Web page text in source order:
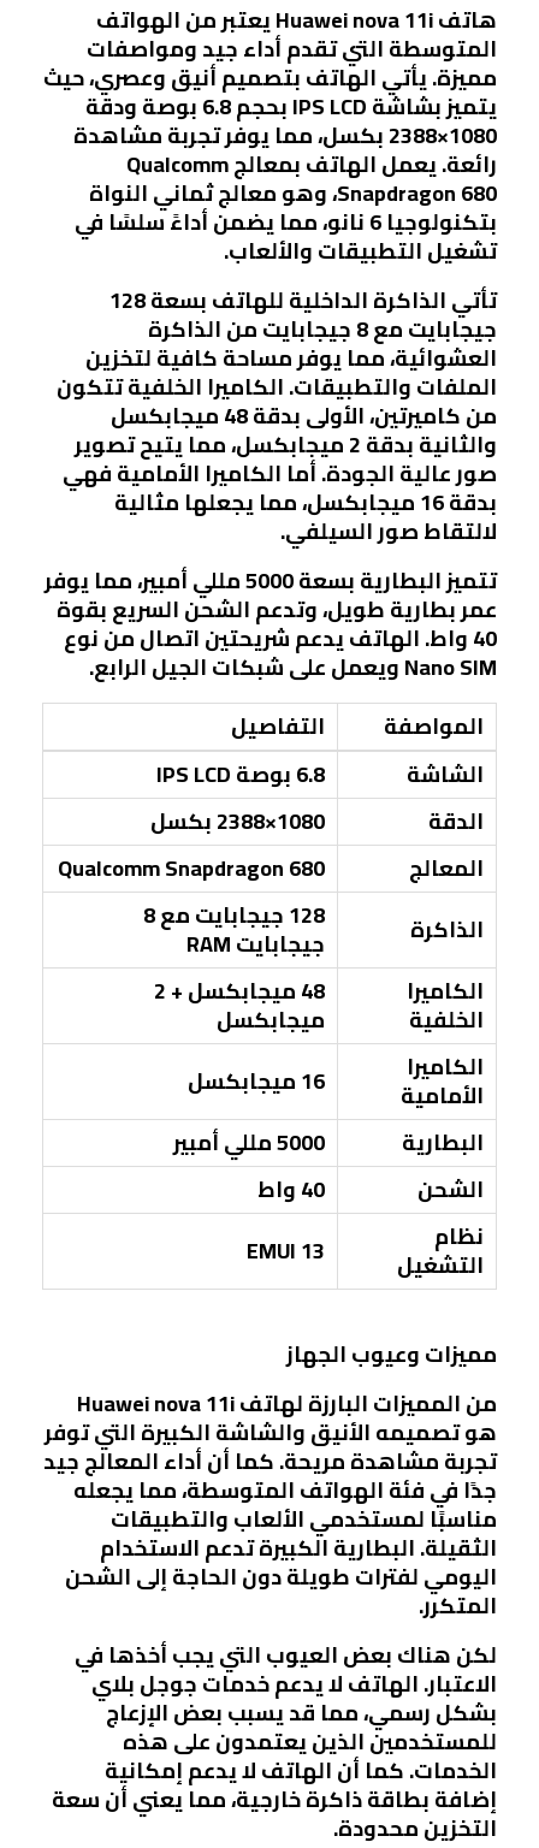
هاتف Huawei nova 11i يعتبر من الهواتف
المتوسطة التي تقدم أداء جيد ومواصفات
مميزة. يأتي الهاتف بتصميم أنيق وعصري، حيث
يتميز بشاشة IPS LCD بحجم 6.8 بوصة ودقة
1080×2388 بكسل، مما يوفر تجربة مشاهدة
رائعة. يعمل الهاتف بمعالج Qualcomm
Snapdragon 680، وهو معالج ثماني النواة
بتكنولوجيا 6 نانو، مما يضمن أداءً سلسًا في
تشغيل التطبيقات والألعاب.
تأتي الذاكرة الداخلية للهاتف بسعة 128
جيجابايت مع 8 جيجابايت من الذاكرة
العشوائية، مما يوفر مساحة كافية لتخزين
الملفات والتطبيقات. الكاميرا الخلفية تتكون
من كاميرتين، الأولى بدقة 48 ميجابكسل
والثانية بدقة 2 ميجابكسل، مما يتيح تصوير
صور عالية الجودة. أما الكاميرا الأمامية فهي
بدقة 16 ميجابكسل، مما يجعلها مثالية
لالتقاط صور السيلفي.
تتميز البطارية بسعة 5000 مللي أمبير، مما يوفر
عمر بطارية طويل، وتدعم الشحن السريع بقوة
40 واط. الهاتف يدعم شريحتين اتصال من نوع
Nano SIM ويعمل على شبكات الجيل الرابع.
المواصفة
التفاصيل
الشاشة
6.8 بوصة IPS LCD
الدقة
1080×2388 بكسل
المعالج
Qualcomm Snapdragon 680
الذاكرة
128 جيجابايت مع 8
جيجابايت RAM
الكاميرا
الخلفية
48 ميجابكسل + 2
ميجابكسل
الكاميرا
الأمامية
16 ميجابكسل
البطارية
5000 مللي أمبير
الشحن
40 واط
نظام
التشغيل EMUI 13
مميزات وعيوب الجهاز
من المميزات البارزة لهاتف Huawei nova 11i
هو تصميمه الأنيق والشاشة الكبيرة التي توفر
تجربة مشاهدة مريحة. كما أن أداء المعالج جيد
جدًا في فئة الهواتف المتوسطة، مما يجعله
مناسبًا لمستخدمي الألعاب والتطبيقات
الثقيلة. البطارية الكبيرة تدعم الاستخدام
اليومي لفترات طويلة دون الحاجة إلى الشحن
المتكرر.
لكن هناك بعض العيوب التي يجب أخذها في
الاعتبار. الهاتف لا يدعم خدمات جوجل بلاي
بشكل رسمي، مما قد يسبب بعض الإزعاج
للمستخدمين الذين يعتمدون على هذه
الخدمات. كما أن الهاتف لا يدعم إمكانية
إضافة بطاقة ذاكرة خارجية، مما يعني أن سعة
التخزين محدودة.